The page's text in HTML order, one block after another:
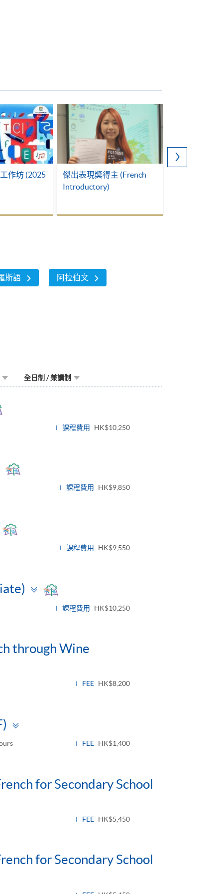
作坊 (2025
傑出表現獎得主 (French
Introductory)
斯語 阿拉伯文
全日制 / 兼讀制
課程費用 HK$10,250
Toggle
課程費用 HK$9,850
Toggle
課程費用 HK$9,550
Toggle
panel課程費用 HK$10,250
through Wine
FEE HK$8,200
FEE HK$1,400
for Secondary School
FEE HK$5,450
for Secondary School